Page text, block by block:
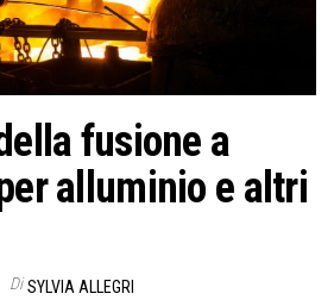
fusione a
alluminio e altri
Di SYLVIA ALLEGRI